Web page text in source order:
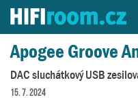
Server o Hi-Fi a AV technice
Apogee Groove
DAC sluchátkový USB
15. 7. 2024